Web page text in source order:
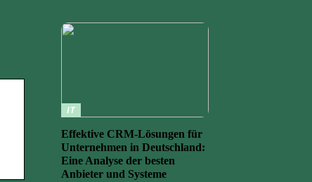
IT
Effektive CRM-Lösungen für
Unternehmen in Deutschland:
Eine Analyse der besten
Anbieter und Systeme